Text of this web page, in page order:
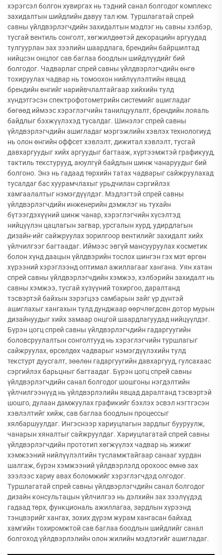
хэрэгсэл болгон хувиргах нь тэдний санал болгодог комплекс
захидалтын шийдлийн давуу тал юм. Туршлагатай спрей
савны үйлдвэрлэгчдийн захидалтын мэдлэг нь савны хэлбэр,
тусгай вентиль сонголт, хөгжилдөөтэй декорацийн аргуудад
тулгуурлан зах зээлийн шаардлага, брендийн байршилтад
нийцсэн онцлог сав баглаа боодлын шийдлүүдийг бий
болгодог. Чадварлаг спрей савны үйлдвэрлэгчдийн өнгө
тохируулах чадвар нь томоохон нийлүүлэлтийн явцад
брендийн өнгийг нарийвчлалтайгаар хийхийн тулд
хүндэтгэсэн спектрофотометрийн системийг ашигладаг
бөгөөд иймээс хэрэглэгчийн танилцуулалт, брендийн лояаль
байдлыг бэхжүүлэхэд тусалдаг. Шинэлэг спрей савны
үйлдвэрлэгчдийн ашигладаг мэргэжлийн хэвлэх технологиуд
нь олон өнгийн оффсет хэвлэлт, дижитал хэвлэлт, тусгай
давхаргуудыг хийх аргуудыг багтааж, хүртээмжтэй графикууд,
тактиль текстурууд, аюулгүй байдлын шинж чанаруудыг бий
болгоно. Энэ нь гадаад төрхийн татах чадварыг сайжруулахад
тусалдаг бас хуурамчлахыг урьдчилан сэргийлэх
хамгаалалтыг нэмэгдүүлдэг. Мэдлэгтэй спрей савны
үйлдвэрлэгчдийн инженерийн дэмжлэг нь тухайн
бүтээгдэхүүний шинж чанар, хэрэглэгчийн хүсэлтэд
нийцүүлэн цацлагын загвар, урсгалын хурд, удирдлагын
дизайн-ийг сайжруулах зорилгоор вентилийг захидалт хийх
үйлчилгээг багтаадаг. Иймээс эвгүй мансууруулах косметик
болон хүнд даацын үйлдвэрийн тослох шингэн гэх мэт өргөн
хүрээний хэрэглээнд оптимал ажиллагааг хангана. Уян хатан
спрей савны үйлдвэрлэгчдийн хэмжээ, хэлбэрийн захидалт нь
савны хэмжээ, тусгай хүзүүний тохиргоо, даралтанд
тэсвэртэй байхын зэрэгцээ самбарын зайг үр дүнтэй
ашиглахыг хангахын тулд дунджаар өөрчлөгдсөн дотор мурын
дизайнуудыг хийх замаар онцгой шаардлагуудад нийцүүлдэг.
Бүрэн цогц спрей савны үйлдвэрлэгчдийн гадаргуугийн
боловсруулалтын сонголтууд нь хэрэглэгчийн туршлагыг
сайжруулах, өрсөлдөх чадварыг нэмэгдүүлэхийн тулд
текстурт дуусгалт, зөөлөн гадаргуугийн давхаргууд, гулсахаас
сэргийлэх барьцныг багтаадаг. Бүрэн цогц спрей савны
үйлдвэрлэгчдийн санал болгодог шошгоны нэгдэлтийн
үйлчилгээнүүд нь үйлдвэрлэлийн явцад даралтанд тэсвэртэй
шошго, дулаан дамжуулах графикийг бэхлэх эсвэл нэгтгэсэн
хэвлэлтийг хийж, сав баглаа боодлын процессыг
хялбаршуулдаг. Ингэснээр хариуцлагын зардлыг бууруулж,
чанарын хяналтыг сайжруулдаг. Хариуцлагатай спрей савны
үйлдвэрлэгчдийн прототип хөгжүүлэх чадвар нь жижиг
хэмжээний нийлүүлэлтийн тусламжтайгаар санааг хурдан
шалгаж, бүрэн хэмжээний үйлдвэрлэлд орохоос өмнө зах
зээлээс хариу авах боломжийг хэрэглэгчдэд олгодог.
Туршлагатай спрей савны үйлдвэрлэгчдийн санал болгодог
дизайн консультацын үйлчилгээ нь дэлхийн зах зээлүүдэд
гадаад төрх, функциональ ажиллагаа, зардлын хүрээнд
тэнцвэрийг хангах, зохих дүрэм журам хангасан байхад
хамгийн тохиромжтой сав баглаа боодлын шийдлийг санал
болгоход үйлдвэрлэлийн олон жилийн мэдлэгийг ашигладаг.